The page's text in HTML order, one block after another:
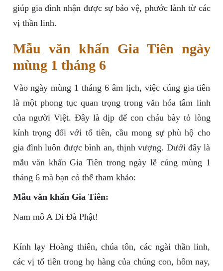
giúp gia đình nhận được sự bảo vệ, phước lành từ các
vị thần linh.
Mẫu văn khấn Gia Tiên ngày
mùng 1 tháng 6
Vào ngày mùng 1 tháng 6 âm lịch, việc cúng gia tiên
là một phong tục quan trọng trong văn hóa tâm linh
của người Việt. Đây là dịp để con cháu bày tỏ lòng
kính trọng đối với tổ tiên, cầu mong sự phù hộ cho
gia đình luôn được bình an, thịnh vượng. Dưới đây là
mẫu văn khấn Gia Tiên trong ngày lễ cúng mùng 1
tháng 6 mà bạn có thể tham khảo:
Mẫu văn khấn Gia Tiên:
Nam mô A Di Đà Phật!
Kính lạy Hoàng thiên, chúa tôn, các ngài thần linh,
các vị tổ tiên trong họ hàng của chúng con, hôm nay,